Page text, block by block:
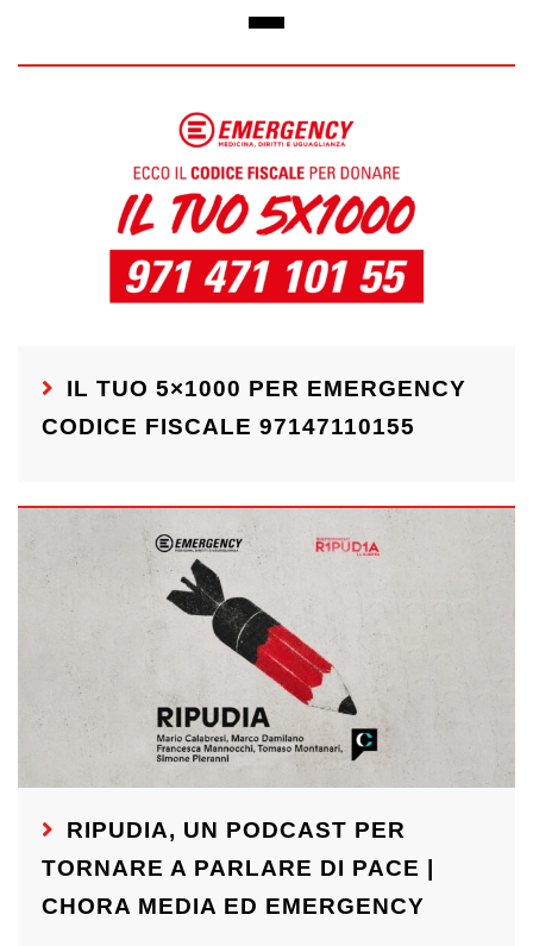
IL TUO 5×1000 PER EMERGENCY
CODICE FISCALE 97147110155
RIPUDIA, UN PODCAST PER
TORNARE A PARLARE DI PACE |
CHORA MEDIA ED EMERGENCY